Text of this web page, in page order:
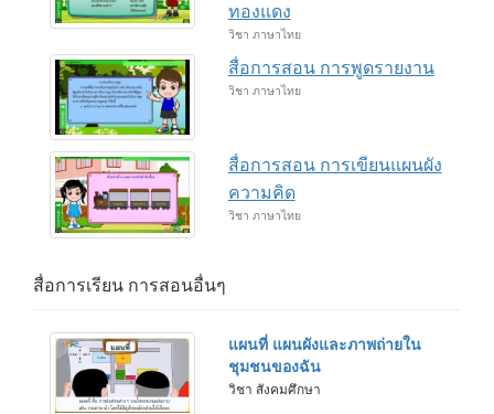
ทองแดง
วิชา ภาษาไทย
สื่อการสอน การพูดรายงาน
วิชา ภาษาไทย
สื่อการสอน การเขียนแผนผัง
ความคิด
วิชา ภาษาไทย
สื่อการเรียน การสอนอื่นๆ
แผนที่ แผนผังและภาพถ่ายใน
ชุมชนของฉัน
วิชา สังคมศึกษา